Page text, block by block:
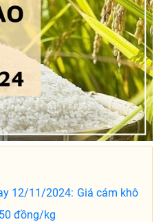
12/11/2024: Giá cám khô
đồng/kg